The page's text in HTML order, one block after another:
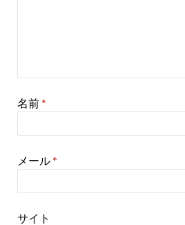
名前*
メール*
サイト